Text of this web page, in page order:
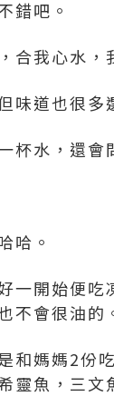
錯吧。
合我心水，
味道也很多
杯水，還會
哈。
一開始便
不會很油的
和媽媽2份
靈魚，三文